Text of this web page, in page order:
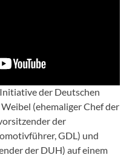
der Deutschen
(ehemaliger Chef der
der
GDL) und
der DUH) auf einem